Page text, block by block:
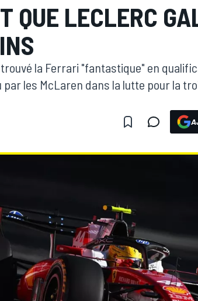
QUE LECLERC
la Ferrari "fantastique" en
par les McLaren dans la lutte pour la